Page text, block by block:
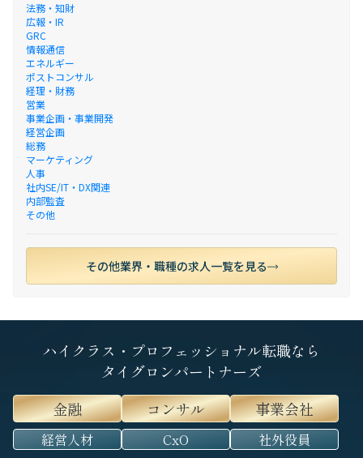
法務・知財
広報・IR
GRC
情報通信
エネルギー
ポストコンサル
経理・財務
営業
事業企画・事業開発
経営企画
総務
マーケティング
人事
社内SE/IT・DX関連
内部監査
その他
その他業界・職種の求人一覧を見る
ハイクラス・プロフェッショナル転職なら
タイグロンパートナーズ
金融
コンサル 事業会社
経営人材 CxO 社外役員